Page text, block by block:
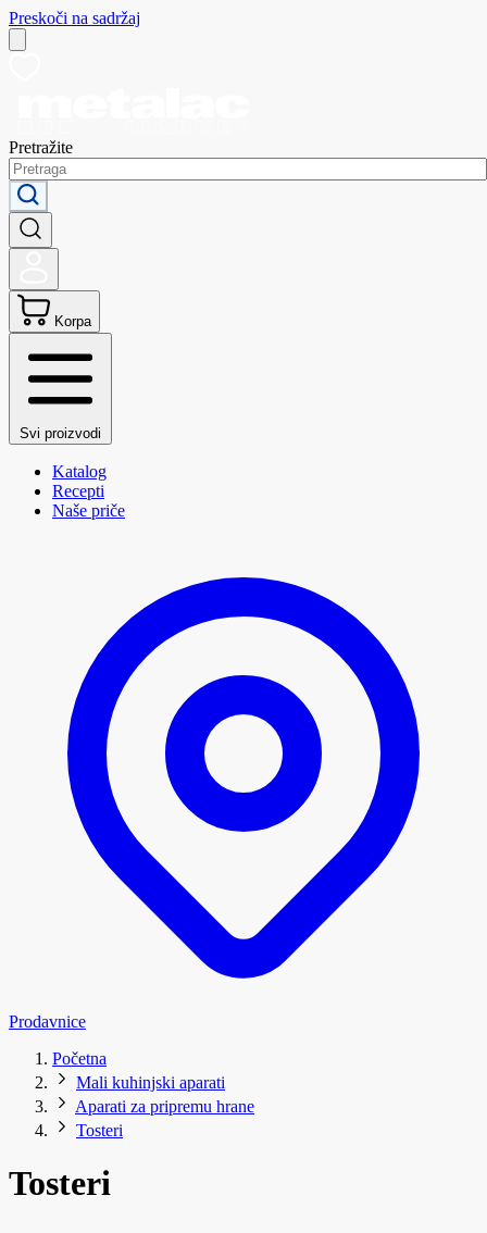
Preskoči na sadržaj
Pretražite
Korpa
Svi proizvodi
Katalog
Recepti
Naše priče
Prodavnice
Početna
Mali kuhinjski aparati
Aparati za pripremu hrane
Tosteri
Tosteri